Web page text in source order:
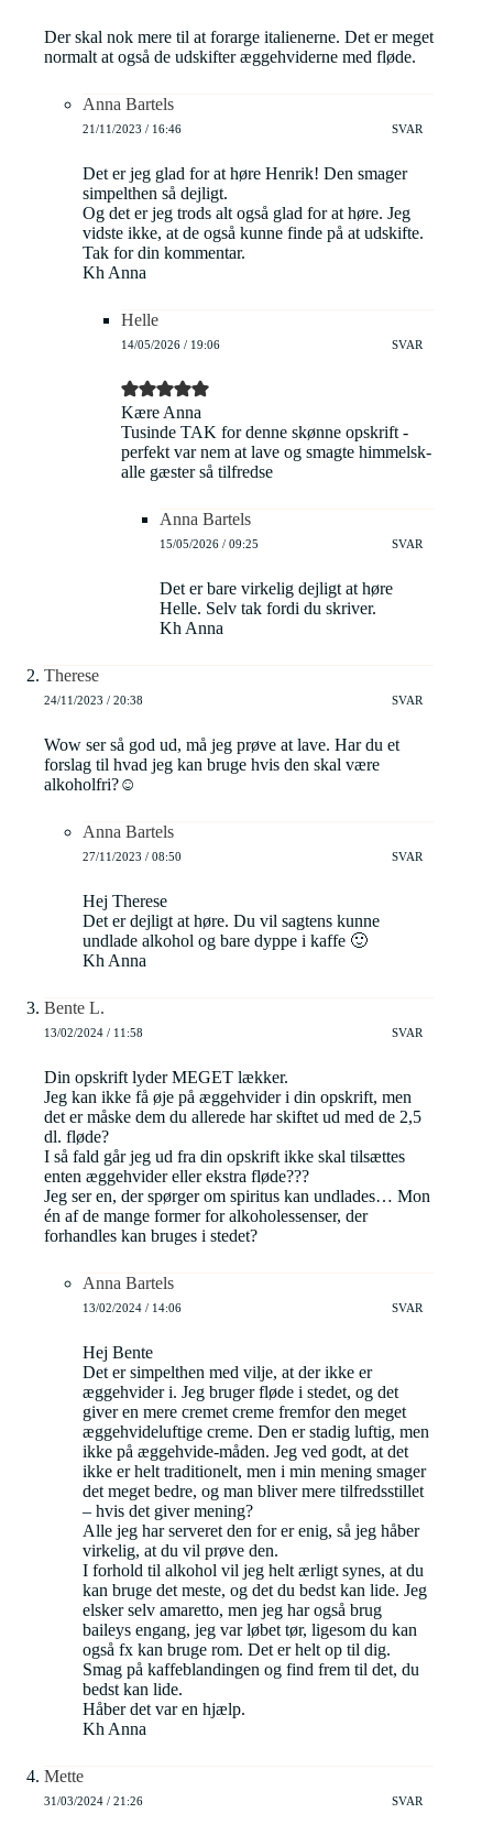
Der skal nok mere til at forarge italienerne. Det er meget
normalt at også de udskifter æggehviderne med fløde.
Anna Bartels
21/11/2023 / 16:46 SVAR
Det er jeg glad for at høre Henrik! Den smager
simpelthen så dejligt.
Og det er jeg trods alt også glad for at høre. Jeg
vidste ikke, at de også kunne finde på at udskifte.
Tak for din kommentar.
Kh Anna
Helle
14/05/2026 / 19:06 SVAR
Kære Anna
Tusinde TAK for denne skønne opskrift -
perfekt var nem at lave og smagte himmelsk-
alle gæster så tilfredse
Anna Bartels
15/05/2026 / 09:25 SVAR
Det er bare virkelig dejligt at høre
Helle. Selv tak fordi du skriver.
Kh Anna
Therese
24/11/2023 / 20:38 SVAR
Wow ser så god ud, må jeg prøve at lave. Har du et
forslag til hvad jeg kan bruge hvis den skal være
alkoholfri?☺️
Anna Bartels
27/11/2023 / 08:50 SVAR
Hej Therese
Det er dejligt at høre. Du vil sagtens kunne
undlade alkohol og bare dyppe i kaffe 🙂
Kh Anna
Bente L.
13/02/2024 / 11:58 SVAR
Din opskrift lyder MEGET lækker.
Jeg kan ikke få øje på æggehvider i din opskrift, men
det er måske dem du allerede har skiftet ud med de 2,5
dl. fløde?
I så fald går jeg ud fra din opskrift ikke skal tilsættes
enten æggehvider eller ekstra fløde???
Jeg ser en, der spørger om spiritus kan undlades… Mon
én af de mange former for alkoholessenser, der
forhandles kan bruges i stedet?
Anna Bartels
13/02/2024 / 14:06 SVAR
Hej Bente
Det er simpelthen med vilje, at der ikke er
æggehvider i. Jeg bruger fløde i stedet, og det
giver en mere cremet creme fremfor den meget
æggehvideluftige creme. Den er stadig luftig, men
ikke på æggehvide-måden. Jeg ved godt, at det
ikke er helt traditionelt, men i min mening smager
det meget bedre, og man bliver mere tilfredsstillet
– hvis det giver mening?
Alle jeg har serveret den for er enig, så jeg håber
virkelig, at du vil prøve den.
I forhold til alkohol vil jeg helt ærligt synes, at du
kan bruge det meste, og det du bedst kan lide. Jeg
elsker selv amaretto, men jeg har også brug
baileys engang, jeg var løbet tør, ligesom du kan
også fx kan bruge rom. Det er helt op til dig.
Smag på kaffeblandingen og find frem til det, du
bedst kan lide.
Håber det var en hjælp.
Kh Anna
Mette
31/03/2024 / 21:26 SVAR